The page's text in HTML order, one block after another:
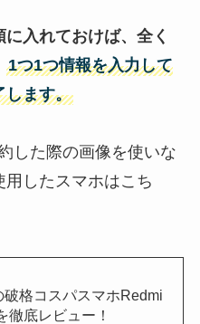
入れておけば、全く
1つ1つ情報を入力して
します。
した際の画像を使いな
したスマホはこち
破格コスパスマホRedmi
徹底レビュー！